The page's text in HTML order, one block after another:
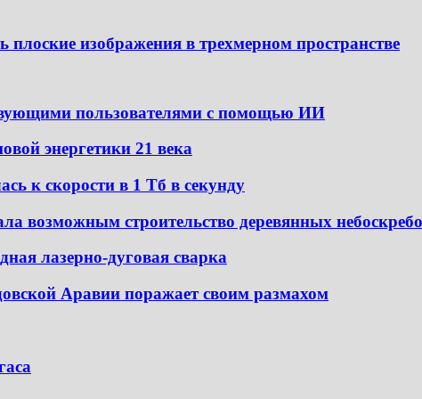
изображения в трехмерном пространстве
пользователями с помощью ИИ
энергетики 21 века
к скорости в 1 Тб в секунду
возможным строительство деревянных
лазерно-дуговая сварка
Аравии поражает своим размахом